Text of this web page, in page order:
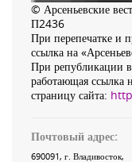
© Арсеньевские
П2436
При перепечатке и
ссылка на
При републикации в
работающая ссылка
страницу сайта:
Почтовый адрес:
690091, г. Владивосток,